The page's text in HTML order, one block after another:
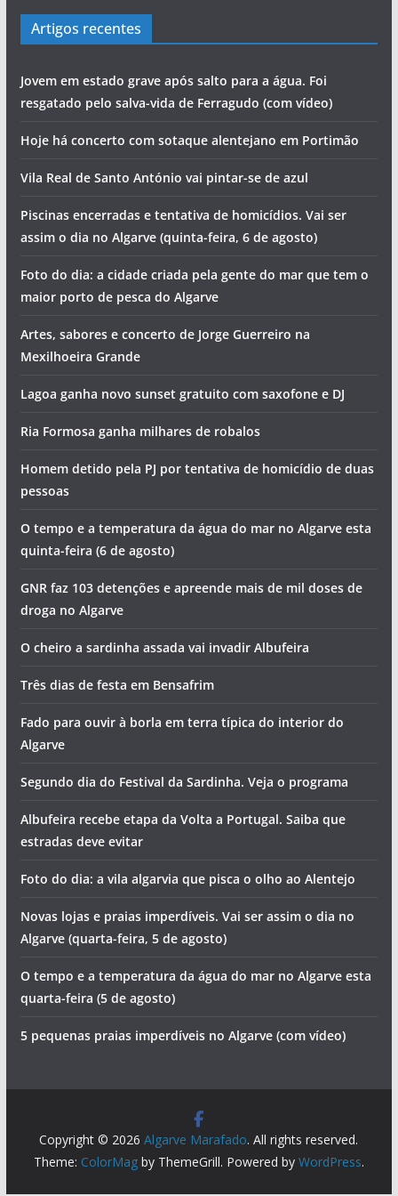
Artigos recentes
Jovem em estado grave após salto para a água. Foi
resgatado pelo salva-vida de Ferragudo (com vídeo)
Hoje há concerto com sotaque alentejano em Portimão
Vila Real de Santo António vai pintar-se de azul
Piscinas encerradas e tentativa de homicídios. Vai ser
assim o dia no Algarve (quinta-feira, 6 de agosto)
Foto do dia: a cidade criada pela gente do mar que tem o
maior porto de pesca do Algarve
Artes, sabores e concerto de Jorge Guerreiro na
Mexilhoeira Grande
Lagoa ganha novo sunset gratuito com saxofone e DJ
Ria Formosa ganha milhares de robalos
Homem detido pela PJ por tentativa de homicídio de duas
pessoas
O tempo e a temperatura da água do mar no Algarve esta
quinta-feira (6 de agosto)
GNR faz 103 detenções e apreende mais de mil doses de
droga no Algarve
O cheiro a sardinha assada vai invadir Albufeira
Três dias de festa em Bensafrim
Fado para ouvir à borla em terra típica do interior do
Algarve
Segundo dia do Festival da Sardinha. Veja o programa
Albufeira recebe etapa da Volta a Portugal. Saiba que
estradas deve evitar
Foto do dia: a vila algarvia que pisca o olho ao Alentejo
Novas lojas e praias imperdíveis. Vai ser assim o dia no
Algarve (quarta-feira, 5 de agosto)
O tempo e a temperatura da água do mar no Algarve esta
quarta-feira (5 de agosto)
5 pequenas praias imperdíveis no Algarve (com vídeo)
Copyright © 2026Algarve Marafado. All rights reserved.
Theme: ColorMagby ThemeGrill. Powered by WordPress.